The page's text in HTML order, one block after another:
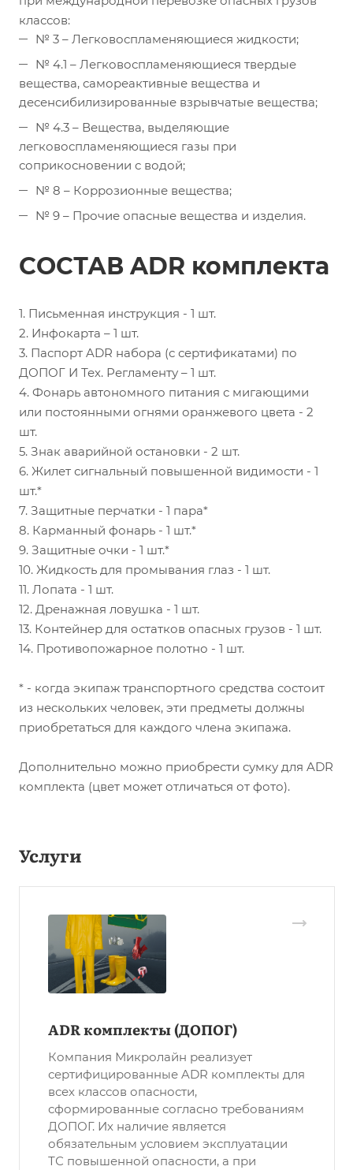
классов:
№ 3 – Легковоспламеняющиеся жидкости;
№ 4.1 – Легковоспламеняющиеся твердые
вещества, самореактивные вещества и
десенсибилизированные взрывчатые вещества;
№ 4.3 – Вещества, выделяющие
легковоспламеняющиеся газы при
соприкосновении с водой;
№ 8 – Коррозионные вещества;
№ 9 – Прочие опасные вещества и изделия.
СОСТАВ ADR комплекта
1. Письменная инструкция - 1 шт.
2. Инфокарта – 1 шт.
3. Паспорт ADR набора (с сертификатами) по
ДОПОГ И Тех. Регламенту – 1 шт.
4. Фонарь автономного питания с мигающими
или постоянными огнями оранжевого цвета - 2
шт.
5. Знак аварийной остановки - 2 шт.
6. Жилет сигнальный повышенной видимости - 1
шт.*
7. Защитные перчатки - 1 пара*
8. Карманный фонарь - 1 шт.*
9. Защитные очки - 1 шт.*
10. Жидкость для промывания глаз - 1 шт.
11. Лопата - 1 шт.
12. Дренажная ловушка - 1 шт.
13. Контейнер для остатков опасных грузов - 1 шт.
14. Противопожарное полотно - 1 шт.
* - когда экипаж транспортного средства состоит
из нескольких человек, эти предметы должны
приобретаться для каждого члена экипажа.
Дополнительно можно приобрести сумку для ADR
комплекта (цвет может отличаться от фото).
Услуги
ADR комплекты (ДОПОГ)
Компания Микролайн реализует
сертифицированные ADR комплекты для
всех классов опасности,
сформированные согласно требованиям
ДОПОГ. Их наличие является
обязательным условием эксплуатации
ТС повышенной опасности, а при